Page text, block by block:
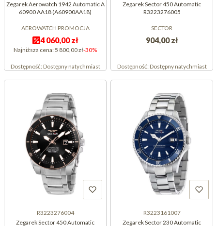
Zegarek Aerowatch 1942 Automatic A
60900 AA18 (A60900AA18)
AEROWATCH PROMOCJA
4 060,00 zł
Najniższa cena:5 800,00 zł-30%
Dostępność:Dostępny natychmiast
Zegarek Sector 450 Automatic
R3223276005
SECTOR
904,00 zł
Dostępność:Dostępny natychmiast
R3223276004
Zegarek Sector 450 Automatic
R3223161007
Zegarek Sector 230 Automatic